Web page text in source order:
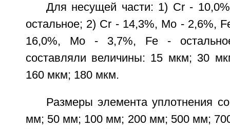
Для несущей части: 1) Cr -
остальное; 2) Cr - 14,3%, Mo - 2,6%,
16,0%, Mo - 3,7%, Fe -
составляли величины: 15 мкм; 30
160 мкм; 180 мкм.
Размеры элемента уплотнения
мм; 50 мм; 100 мм; 200 мм; 500 мм;